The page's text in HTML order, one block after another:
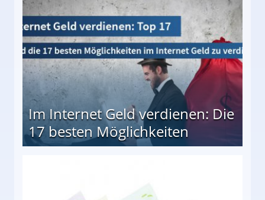
Im Internet Geld verdienen: Die
17 besten Möglichkeiten